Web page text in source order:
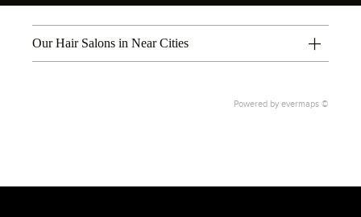
Our Hair Salons in Near Cities
Powered by evermaps ©